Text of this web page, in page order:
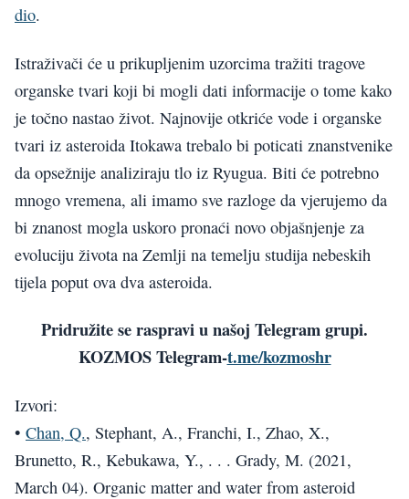
dio.
Istraživači će u prikupljenim uzorcima tražiti tragove
organske tvari koji bi mogli dati informacije o tome kako
je točno nastao život. Najnovije otkriće vode i organske
tvari iz asteroida Itokawa trebalo bi poticati znanstvenike
da opsežnije analiziraju tlo iz Ryugua. Biti će potrebno
mnogo vremena, ali imamo sve razloge da vjerujemo da
bi znanost mogla uskoro pronaći novo objašnjenje za
evoluciju života na Zemlji na temelju studija nebeskih
tijela poput ova dva asteroida.
Pridružite se raspravi u našoj Telegram grupi.
KOZMOS Telegram-t.me/kozmoshr
Izvori:
• Chan, Q., Stephant, A., Franchi, I., Zhao, X.,
Brunetto, R., Kebukawa, Y., . . . Grady, M. (2021,
March 04). Organic matter and water from asteroid